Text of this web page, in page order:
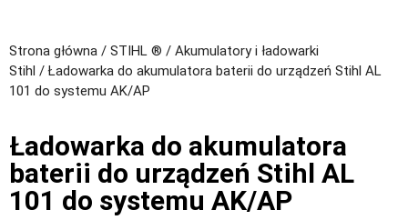
Strona główna / STIHL ® / Akumulatory i ładowarki
Stihl / Ładowarka do akumulatora baterii do urządzeń Stihl AL
101 do systemu AK/AP
Ładowarka do akumulatora
baterii do urządzeń Stihl AL
101 do systemu AK/AP